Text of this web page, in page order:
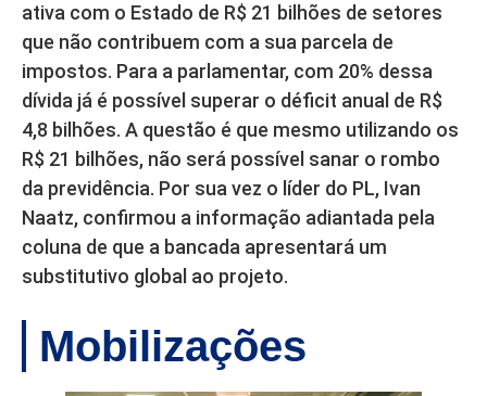
ativa com o Estado de R$ 21 bilhões de setores
que não contribuem com a sua parcela de
impostos. Para a parlamentar, com 20% dessa
dívida já é possível superar o déficit anual de R$
4,8 bilhões. A questão é que mesmo utilizando os
R$ 21 bilhões, não será possível sanar o rombo
da previdência. Por sua vez o líder do PL, Ivan
Naatz, confirmou a informação adiantada pela
coluna de que a bancada apresentará um
substitutivo global ao projeto.
Mobilizações